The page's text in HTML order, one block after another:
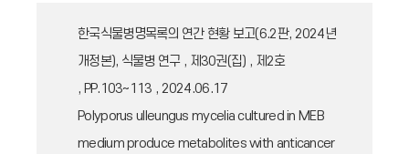
한국식물병명목록의 연간 현황 보고(6.2판, 2024년
개정본), 식물병 연구 , 제30권(집) , 제2호
, PP.103~113 , 2024.06.17
Polyporus ulleungus mycelia cultured in MEB
medium produce metabolites with anticancer